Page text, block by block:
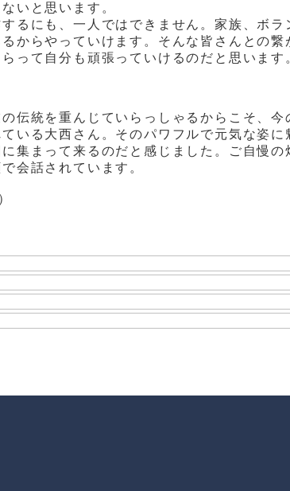
いと思います。
るにも、一人ではできません。家族、ボ
からやっていけます。そんな皆さんとの繋
って自分も頑張っていけるのだと思います
伝統を重んじていらっしゃるからこそ、
いる大西さん。そのパワフルで元気な姿
集まって来るのだと感じました。ご自慢の
会話されています。